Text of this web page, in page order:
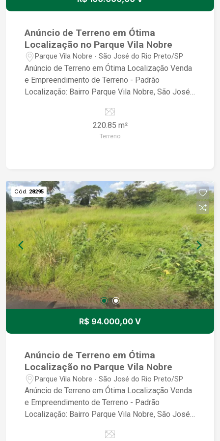
Anúncio de Terreno em Ótima
Localização no Parque Vila Nobre
Parque Vila Nobre - São José do Rio Preto/SP
Anúncio de Terreno em Ótima Localização Venda
e Empreendimento de Terreno - Padrão
Localização: Bairro Parque Vila Nobre, São José
em ótima localização, pronto para construir a
casa dos seus sonhos - Localizado em um bairro
tranquilo e seguro, ideal para quem busca
padrão, com toda a infraestrutura necessária para
construção - Possibilidade de financiamento e
parcelamento direto com o proprietário -
Excelente oportunidade para investimento ou
moradia #Terreno #Venda #Empreendimento
#SãoJosédoRioPreto #ParqueVilaNobre
#Imóveis #Investimento #Construção
#QualidadedeVida
220.85 m²
Terreno
Cód. 28295
R$ 94.000,00 V
Anúncio de Terreno em Ótima
Localização no Parque Vila Nobre
Parque Vila Nobre - São José do Rio Preto/SP
Anúncio de Terreno em Ótima Localização Venda
e Empreendimento de Terreno - Padrão
Localização: Bairro Parque Vila Nobre, São José
em ótima localização, pronto para construir a